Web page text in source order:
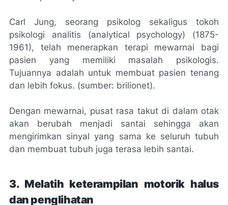
Carl Jung, seorang psikolog sekaligus tokoh
psikologi analitis (analytical psychology) (1875-
1961), telah menerapkan terapi mewarnai bagi
pasien yang memiliki masalah psikologis.
Tujuannya adalah untuk membuat pasien tenang
dan lebih fokus. (sumber: brilionet).
Dengan mewarnai, pusat rasa takut di dalam otak
akan berubah menjadi santai sehingga akan
mengirimkan sinyal yang sama ke seluruh tubuh
dan membuat tubuh juga terasa lebih santai.
3. Melatih keterampilan motorik halus
dan penglihatan